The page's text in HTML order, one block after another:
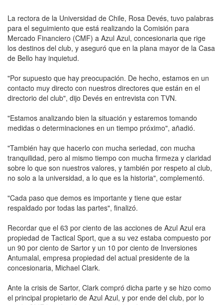
La rectora de la Universidad de Chile, Rosa Devés, tuvo palabras
para el seguimiento que está realizando la Comisión para
Mercado Financiero (CMF) a Azul Azul, concesionaria que rige
los destinos del club, y aseguró que en la plana mayor de la Casa
de Bello hay inquietud.
"Por supuesto que hay preocupación. De hecho, estamos en un
contacto muy directo con nuestros directores que están en el
directorio del club", dijo Devés en entrevista con TVN.
"Estamos analizando bien la situación y estaremos tomando
medidas o determinaciones en un tiempo próximo", añadió.
"También hay que hacerlo con mucha seriedad, con mucha
tranquilidad, pero al mismo tiempo con mucha firmeza y claridad
sobre lo que son nuestros valores, y también por respeto al club,
no solo a la universidad, a lo que es la historia", complementó.
"Cada paso que demos es importante y tiene que estar
respaldado por todas las partes", finalizó.
Recordar que el 63 por ciento de las acciones de Azul Azul era
propiedad de Tactical Sport, que a su vez estaba compuesto por
un 90 por ciento de Sartor y un 10 por ciento de Inversiones
Antumalal, empresa propiedad del actual presidente de la
concesionaria, Michael Clark.
Ante la crisis de Sartor, Clark compró dicha parte y se hizo como
el principal propietario de Azul Azul, y por ende del club, por lo